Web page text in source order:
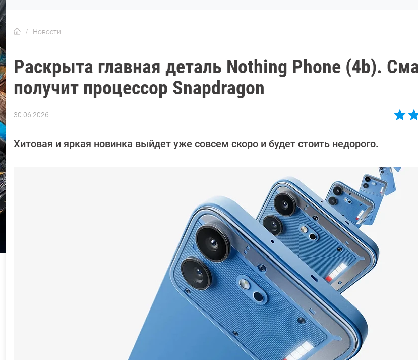
Новости
Раскрыта главная деталь Nothing Phone (4b).
получит процессор Snapdragon
30.06.2026
Довлатова
Хитовая и яркая новинка выйдет уже совсем скоро и будет стоить недорого.